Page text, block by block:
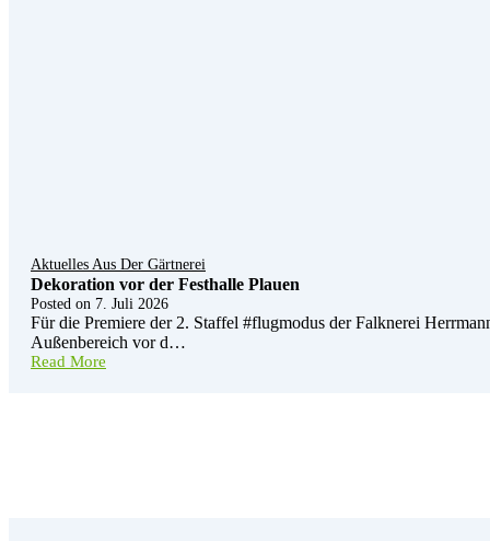
Aktuelles Aus Der Gärtnerei
Dekoration vor der Festhalle Plauen
Posted on 7. Juli 2026
Für die Premiere der 2. Staffel #flugmodus der Falknerei
Außenbereich vor d…
Read More